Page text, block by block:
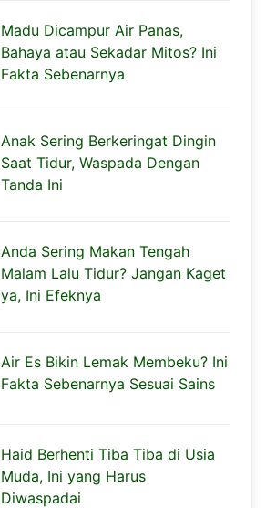
Madu Dicampur Air Panas,
Bahaya atau Sekadar Mitos? Ini
Fakta Sebenarnya
Anak Sering Berkeringat Dingin
Saat Tidur, Waspada Dengan
Tanda Ini
Anda Sering Makan Tengah
Malam Lalu Tidur? Jangan Kaget
ya, Ini Efeknya
Air Es Bikin Lemak Membeku? Ini
Fakta Sebenarnya Sesuai Sains
Haid Berhenti Tiba Tiba di Usia
Muda, Ini yang Harus
Diwaspadai